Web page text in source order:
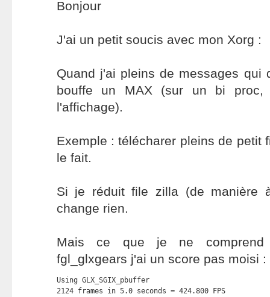
Bonjour
J'ai un petit soucis avec mon Xorg :
Quand j'ai pleins de messages qui
bouffe un MAX (sur un bi
l'affichage).
Exemple : télécharer pleins de petit
le fait.
Si je réduit file zilla (de manière
change rien.
Mais ce que je ne comprend
fgl_glxgears j'ai un score pas moisi :
Using GLX_SGIX_pbuffer
2124 frames in 5.0 seconds = 424.800 FPS